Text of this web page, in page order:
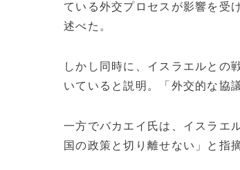
ている外交プロセスが影響を受
述べた。
しかし同時に、イスラエルとの
いていると説明。「外交的な協
一方でバカエイ氏は、イスラエ
国の政策と切り離せない」と指摘